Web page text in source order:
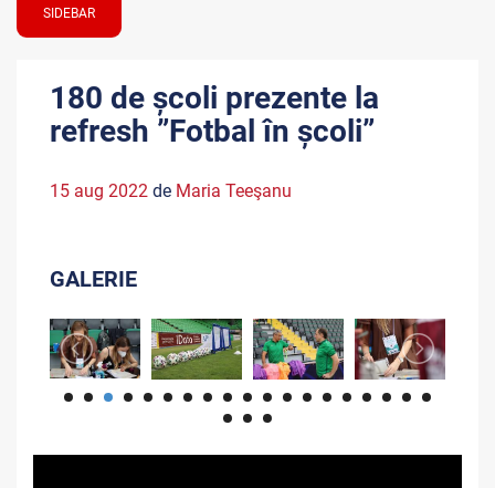
SIDEBAR
180 de școli prezente la
refresh ”Fotbal în școli”
15 aug 2022 de Maria Teeşanu
GALERIE